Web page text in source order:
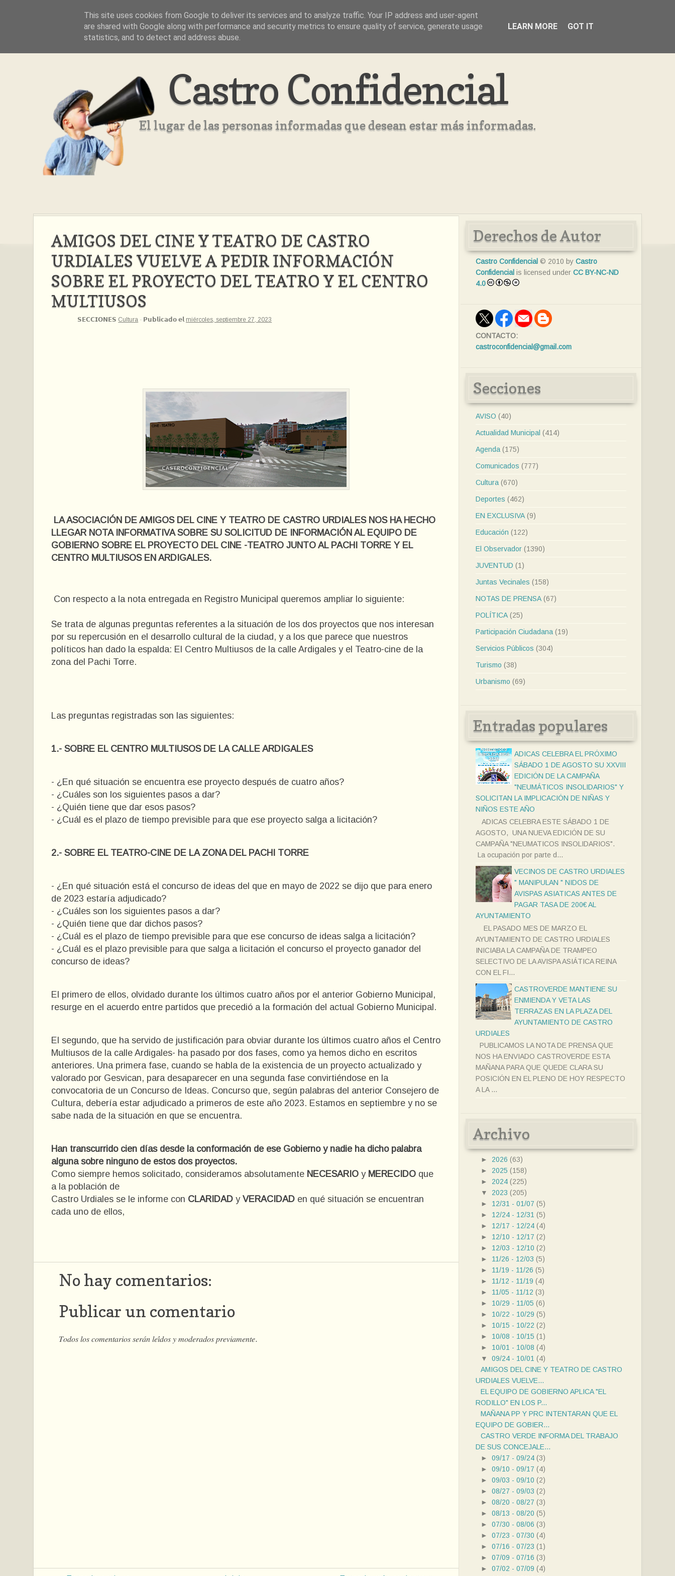
Aviso Legal Quienes Somos ??
Castro Confidencial
El lugar de las personas informadas que desean estar más informadas.
AMIGOS DEL CINE Y TEATRO DE CASTRO
URDIALES VUELVE A PEDIR INFORMACIÓN
SOBRE EL PROYECTO DEL TEATRO Y EL CENTRO
MULTIUSOS
𝗦𝗘𝗖𝗖𝗜𝗢𝗡𝗘𝗦 Cultura · 𝗣𝘂𝗯𝗹𝗶𝗰𝗮𝗱𝗼 𝗲𝗹 miércoles, septiembre 27, 2023
LA ASOCIACIÓN DE AMIGOS DEL CINE Y TEATRO DE CASTRO URDIALES NOS HA HECHO
LLEGAR NOTA INFORMATIVA SOBRE SU SOLICITUD DE INFORMACIÓN AL EQUIPO DE
GOBIERNO SOBRE EL PROYECTO DEL CINE -TEATRO JUNTO AL PACHI TORRE Y EL
CENTRO MULTIUSOS EN ARDIGALES.
Con respecto a la nota entregada en Registro Municipal queremos ampliar lo siguiente:
Se trata de algunas preguntas referentes a la situación de los dos proyectos que nos interesan
por su repercusión en el desarrollo cultural de la ciudad, y a los que parece que nuestros
políticos han dado la espalda: El Centro Multiusos de la calle Ardigales y el Teatro-cine de la
zona del Pachi Torre.
Las preguntas registradas son las siguientes:
1.- SOBRE EL CENTRO MULTIUSOS DE LA CALLE ARDIGALES
- ¿En qué situación se encuentra ese proyecto después de cuatro años?
- ¿Cuáles son los siguientes pasos a dar?
- ¿Quién tiene que dar esos pasos?
- ¿Cuál es el plazo de tiempo previsible para que ese proyecto salga a licitación?
2.- SOBRE EL TEATRO-CINE DE LA ZONA DEL PACHI TORRE
- ¿En qué situación está el concurso de ideas del que en mayo de 2022 se dijo que para enero
de 2023 estaría adjudicado?
- ¿Cuáles son los siguientes pasos a dar?
- ¿Quién tiene que dar dichos pasos?
- ¿Cuál es el plazo de tiempo previsible para que ese concurso de ideas salga a licitación?
- ¿Cuál es el plazo previsible para que salga a licitación el concurso el proyecto ganador del
concurso de ideas?
El primero de ellos, olvidado durante los últimos cuatro años por el anterior Gobierno Municipal,
resurge en el acuerdo entre partidos que precedió a la formación del actual Gobierno Municipal.
El segundo, que ha servido de justificación para obviar durante los últimos cuatro años el Centro
Multiusos de la calle Ardigales- ha pasado por dos fases, como ya hemos dicho en escritos
anteriores. Una primera fase, cuando se habla de la existencia de un proyecto actualizado y
valorado por Gesvican, para desaparecer en una segunda fase convirtiéndose en la
convocatoria de un Concurso de Ideas. Concurso que, según palabras del anterior Consejero de
Cultura, debería estar adjudicado a primeros de este año 2023. Estamos en septiembre y no se
sabe nada de la situación en que se encuentra.
Han transcurrido cien días desde la conformación de ese Gobierno y nadie ha dicho palabra
alguna sobre ninguno de estos dos proyectos.
Como siempre hemos solicitado, consideramos absolutamente NECESARIO y MERECIDO que
a la población de
Castro Urdiales se le informe con CLARIDAD yVERACIDAD en qué situación se encuentran
cada uno de ellos,
No hay comentarios:
Publicar un comentario
𝑇𝑜𝑑𝑜𝑠 𝑙𝑜𝑠 𝑐𝑜𝑚𝑒𝑛𝑡𝑎𝑟𝑖𝑜𝑠 𝑠𝑒𝑟𝑎́𝑛 𝑙𝑒𝑖́𝑑𝑜𝑠 𝑦 𝑚𝑜𝑑𝑒𝑟𝑎𝑑𝑜𝑠 𝑝𝑟𝑒𝑣𝑖𝑎𝑚𝑒𝑛𝑡𝑒.
Derechos de Autor
Castro Confidencial © 2010 by Castro
Confidencial is licensed under CC BY-NC-ND
4.0
CONTACTO:
castroconfidencial@gmail.com
Secciones
AVISO (40)
Actualidad Municipal (414)
Agenda (175)
Comunicados (777)
Cultura (670)
Deportes (462)
EN EXCLUSIVA (9)
Educación (122)
El Observador (1390)
JUVENTUD (1)
Juntas Vecinales (158)
NOTAS DE PRENSA (67)
POLÍTICA (25)
Participación Ciudadana (19)
Servicios Públicos (304)
Turismo (38)
Urbanismo (69)
Entradas populares
ADICAS CELEBRA EL PRÓXIMO
SÁBADO 1 DE AGOSTO SU XXVIII
EDICIÓN DE LA CAMPAÑA
"NEUMÁTICOS INSOLIDARIOS" Y
SOLICITAN LA IMPLICACIÓN DE NIÑAS Y
NIÑOS ESTE AÑO
ADICAS CELEBRA ESTE SÁBADO 1 DE
AGOSTO, UNA NUEVA EDICIÓN DE SU
CAMPAÑA "NEUMATICOS INSOLIDARIOS".
La ocupación por parte d...
VECINOS DE CASTRO URDIALES
" MANIPULAN " NIDOS DE
AVISPAS ASIATICAS ANTES DE
PAGAR TASA DE 200€ AL
AYUNTAMIENTO
EL PASADO MES DE MARZO EL
AYUNTAMIENTO DE CASTRO URDIALES
INICIABA LA CAMPAÑA DE TRAMPEO
SELECTIVO DE LA AVISPA ASIÁTICA REINA
CON EL FI...
CASTROVERDE MANTIENE SU
ENMIENDA Y VETA LAS
TERRAZAS EN LA PLAZA DEL
AYUNTAMIENTO DE CASTRO
URDIALES
PUBLICAMOS LA NOTA DE PRENSA QUE
NOS HA ENVIADO CASTROVERDE ESTA
MAÑANA PARA QUE QUEDE CLARA SU
POSICIÓN EN EL PLENO DE HOY RESPECTO
A LA ...
Archivo
► 2026 (63)
► 2025 (158)
► 2024 (225)
▼
2023 (205)
► 12/31 - 01/07 (5)
► 12/24 - 12/31 (5)
► 12/17 - 12/24 (4)
► 12/10 - 12/17 (2)
► 12/03 - 12/10 (2)
► 11/26 - 12/03 (5)
► 11/19 - 11/26 (5)
► 11/12 - 11/19 (4)
► 11/05 - 11/12 (3)
► 10/29 - 11/05 (6)
► 10/22 - 10/29 (5)
► 10/15 - 10/22 (2)
► 10/08 - 10/15 (1)
► 10/01 - 10/08 (4)
▼
09/24 - 10/01 (4)
AMIGOS DEL CINE Y TEATRO DE CASTRO
URDIALES VUELVE...
EL EQUIPO DE GOBIERNO APLICA "EL
RODILLO" EN LOS P...
MAÑANA PP Y PRC INTENTARAN QUE EL
EQUIPO DE GOBIER...
CASTRO VERDE INFORMA DEL TRABAJO
DE SUS CONCEJALE...
► 09/17 - 09/24 (3)
► 09/10 - 09/17 (4)
► 09/03 - 09/10 (2)
► 08/27 - 09/03 (2)
► 08/20 - 08/27 (3)
► 08/13 - 08/20 (5)
► 07/30 - 08/06 (3)
► 07/23 - 07/30 (4)
► 07/16 - 07/23 (1)
► 07/09 - 07/16 (3)
► 07/02 - 07/09 (4)
This site uses cookies from Google to deliver its services and to analyze traffic. Your IP address and user-agent
are shared with Google along with performance and security metrics to ensure quality of service, generate usage
statistics, and to detect and address abuse.
LEARN MORE GOT IT